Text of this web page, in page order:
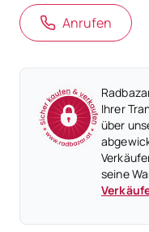
Anrufen
Ihrer
über
seine